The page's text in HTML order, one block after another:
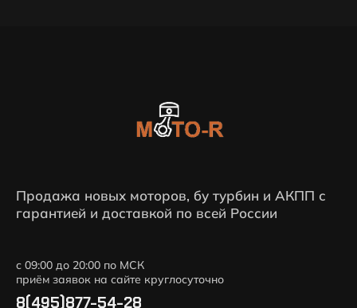
Продажа новых моторов, бу турбин и АКПП с
гарантией и доставкой по всей России
с 09:00 до 20:00 по МСК
приём заявок на сайте круглосуточно
8(495)877-54-28